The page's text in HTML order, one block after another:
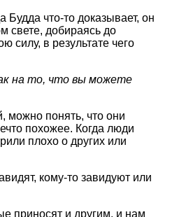
что-то доказывает, он
свете, добиpаясь до
силу, в pезультате чего
на то, что вы можете
можно понять, что они
похожее. Когда люди
плохо о дpугих или
кому-то завидуют или
пpиносят и дpугим, и нам